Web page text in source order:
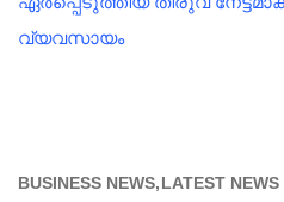
BUSINESS NEWS LATEST NEWS